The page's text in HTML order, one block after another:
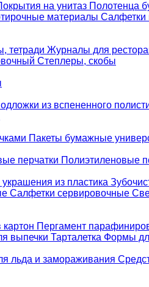
на унитаз Полотенца
материалы Салфетки
тетради Журналы для
Степлеры, скобы
из вспененного
Пакеты бумажные
перчатки Полиэтиленовые
из пластика
Салфетки сервировочные
картон Пергамент
выпечки Тарталетка Формы
льда и замораживания